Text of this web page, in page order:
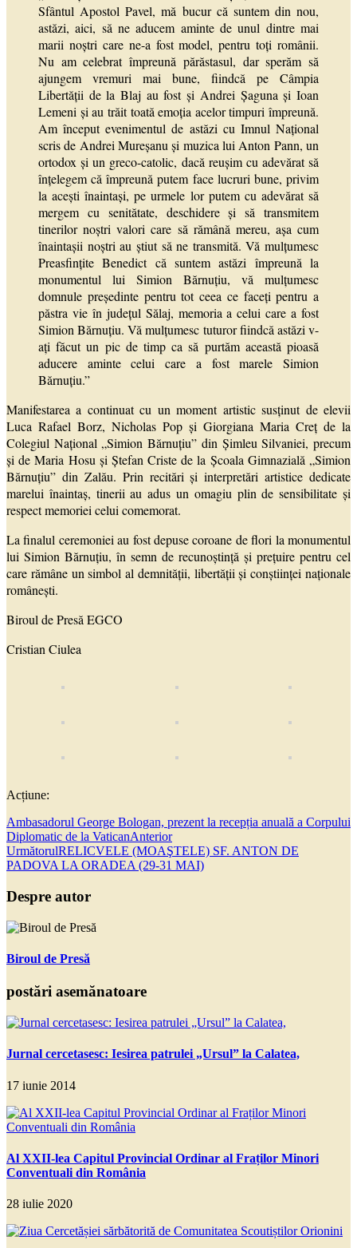
Sfântul Apostol Pavel, mă bucur că suntem din nou,
astăzi, aici, să ne aducem aminte de unul dintre mai
marii noștri care ne-a fost model, pentru toți românii.
Nu am celebrat împreună părăstasul, dar sperăm să
ajungem vremuri mai bune, fiindcă pe Câmpia
Libertății de la Blaj au fost și Andrei Șaguna și Ioan
Lemeni și au trăit toată emoția acelor timpuri împreună.
Am început evenimentul de astăzi cu Imnul Național
scris de Andrei Mureșanu și muzica lui Anton Pann, un
ortodox și un greco-catolic, dacă reușim cu adevărat să
înțelegem că împreună putem face lucruri bune, privim
la acești înaintași, pe urmele lor putem cu adevărat să
mergem cu senitătate, deschidere și să transmitem
tinerilor noștri valori care să rămână mereu, așa cum
înaintașii noștri au știut să ne transmită. Vă mulțumesc
Preasfințite Benedict că suntem astăzi împreună la
monumentul lui Simion Bărnuțiu, vă mulțumesc
domnule președinte pentru tot ceea ce faceți pentru a
păstra vie în județul Sălaj, memoria a celui care a fost
Simion Bărnuțiu. Vă mulțumesc tuturor fiindcă astăzi v-
ați făcut un pic de timp ca să purtăm această pioasă
aducere aminte celui care a fost marele Simion
Bărnuțiu.”
Manifestarea a continuat cu un moment artistic susținut de elevii
Luca Rafael Borz, Nicholas Pop și Giorgiana Maria Creț de la
Colegiul Național „Simion Bărnuțiu” din Șimleu Silvaniei, precum
și de Maria Hosu și Ștefan Criste de la Școala Gimnazială „Simion
Bărnuțiu” din Zalău. Prin recitări și interpretări artistice dedicate
marelui înaintaș, tinerii au adus un omagiu plin de sensibilitate și
respect memoriei celui comemorat.
La finalul ceremoniei au fost depuse coroane de flori la monumentul
lui Simion Bărnuțiu, în semn de recunoștință și prețuire pentru cel
care rămâne un simbol al demnității, libertății și conștiinței naționale
românești.
Biroul de Presă EGCO
Cristian Ciulea
Acțiune:
Ambasadorul George Bologan, prezent la recepția anuală a Corpului
Diplomatic de la VaticanAnterior
UrmătorulRELICVELE (MOAŞTELE) SF. ANTON DE
PADOVA LA ORADEA (29-31 MAI)
Despre autor
Biroul de Presă
postări asemănatoare
Jurnal cercetasesc: Iesirea patrulei „Ursul” la Calatea,
17 iunie 2014
Al XXII-lea Capitul Provincial Ordinar al Fraților Minori
Conventuali din România
28 iulie 2020